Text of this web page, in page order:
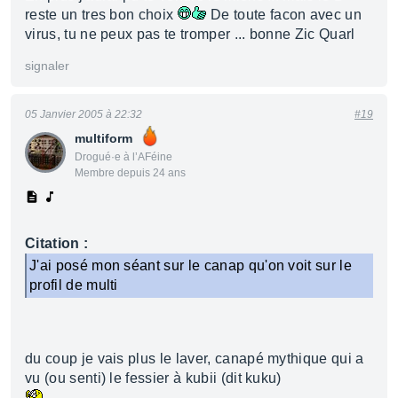
reste un tres bon choix
De toute facon avec un
virus, tu ne peux pas te tromper ... bonne Zic Quarl
signaler
multiform
Drogué·e à l’AFéine
Membre depuis 24 ans
05 Janvier 2005 à 22:32 #19
Citation :
J'ai posé mon séant sur le canap qu'on voit sur le
profil de multi
du coup je vais plus le laver, canapé mythique qui a
vu (ou senti) le fessier à kubii (dit kuku)